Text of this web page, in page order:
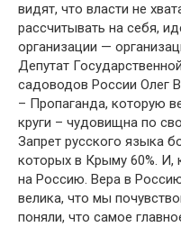
видят, что власти не
рассчитывать на себя,
организации —
Депутат
садоводов России Олег
– Пропаганда, которую
круги – чудовищна по
Запрет русского языка
которых в Крыму 60%. И,
на Россию. Вера в
велика, что мы
поняли, что самое